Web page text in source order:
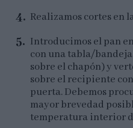
Realizamos cortes en
Introducimos el pan
con una tabla/
sobre el chapón) y
sobre el recipiente
puerta. Debemos
mayor brevedad
temperatura interior